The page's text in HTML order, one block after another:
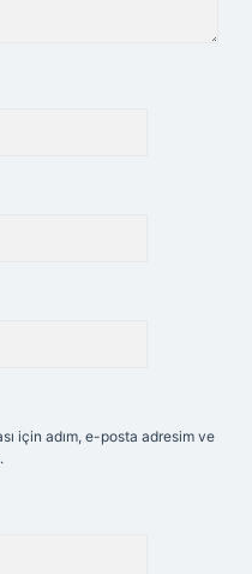
için adım, e-posta adresim ve